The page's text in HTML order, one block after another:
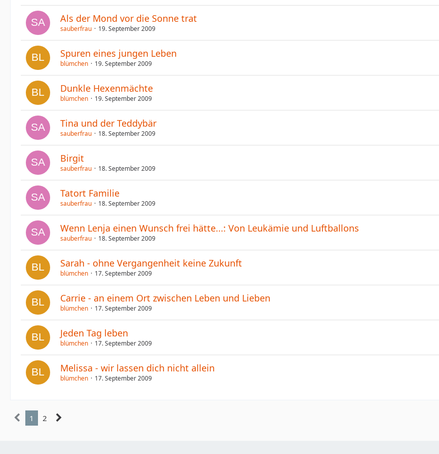
Als der Mond vor die Sonne trat
sauberfrau 19. September 2009
Spuren eines jungen Leben
blümchen 19. September 2009
Dunkle Hexenmächte
blümchen 19. September 2009
Tina und der Teddybär
sauberfrau 18. September 2009
Birgit
sauberfrau 18. September 2009
Tatort Familie
sauberfrau 18. September 2009
Wenn Lenja einen Wunsch frei hätte...: Von Leukämie und Luftballons
sauberfrau 18. September 2009
Sarah - ohne Vergangenheit keine Zukunft
blümchen 17. September 2009
Carrie - an einem Ort zwischen Leben und Lieben
blümchen 17. September 2009
Jeden Tag leben
blümchen 17. September 2009
Melissa - wir lassen dich nicht allein
blümchen 17. September 2009
1 2